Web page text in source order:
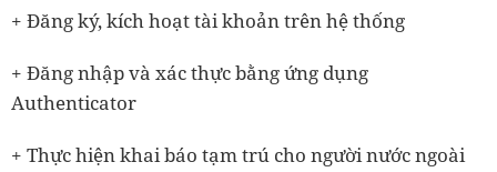
+ Đăng ký, kích hoạt tài khoản trên hệ thống
+ Đăng nhập và xác thực bằng ứng dụng
Authenticator
+ Thực hiện khai báo tạm trú cho người nước ngoài